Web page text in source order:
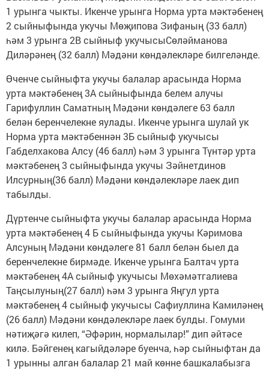
1 урынга чыкты. Икенче урынга Норма урта мәктәбенең
2 сыйныфында укучы Мөҗипова Зифаның (33 балл)
һәм 3 урынга 2В сыйныф укучысыСөләйманова
Диләрәнең (32 балл) Мәдәни көндәлекләре билгеләнде.
Өченче сыйныфта укучы балалар арасында Норма
урта мәктәбенең 3А сыйныфында белем алучы
Гарифуллин Саматның Мәдәни көндәлеге 63 балл
белән беренчелекне яулады. Икенче урынга шулай ук
Норма урта мәктәбеннән 3Б сыйныф укучысы
Габделхакова Алсу (46 балл) һәм 3 урынга Түнтәр урта
мәктәбенең 3 сыйныфында укучы Зәйнетдинов
Илсурның(36 балл) Мәдәни көндәлекләре лаек дип
табылды.
Дүртенче сыйныфта укучы балалар арасында Норма
урта мәктәбенең 4 Б сыйныфында укучы Кәримова
Алсуның Мәдәни көндәлеге 81 балл белән быел да
беренчелекне бирмәде. Икенче урынга Балтач урта
мәктәбенең 4А сыйныф укучысы Мөхәмәтгалиева
Таңсылуның(27 балл) һәм 3 урынга Яңгул урта
мәктәбенең 4 сыйныф укучысы Сафиуллина Камиләнең
(26 балл) Мәдәни көндәлекләре лаек булды. Гомуми
нәтиҗәгә килеп, “Әфәрин, нормалылар!” дип әйтәсе
килә. Бәйгенең кагыйдәләре буенча, һәр сыйныфтан да
1 урынны алган балалар 21 май көнне башкалабызга